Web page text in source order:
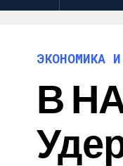
ЭКОНОМИКА
В